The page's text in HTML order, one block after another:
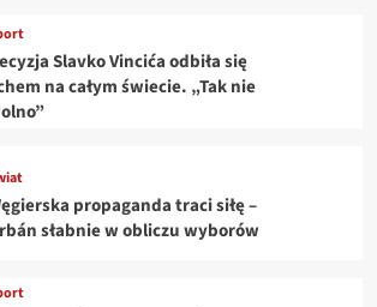
Slavko Vincića odbiła się
na całym świecie. „Tak nie
propaganda traci siłę –
słabnie w obliczu wyborów